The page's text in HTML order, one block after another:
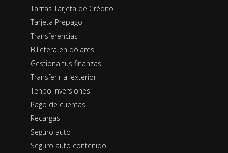
Tarifas Tarjeta de Crédito
Tarjeta Prepago
Transferencias
Billetera en dólares
Gestiona tus finanzas
Transferir al exterior
Tenpo inversiones
Pago de cuentas
Recargas
Seguro auto
Seguro auto contenido